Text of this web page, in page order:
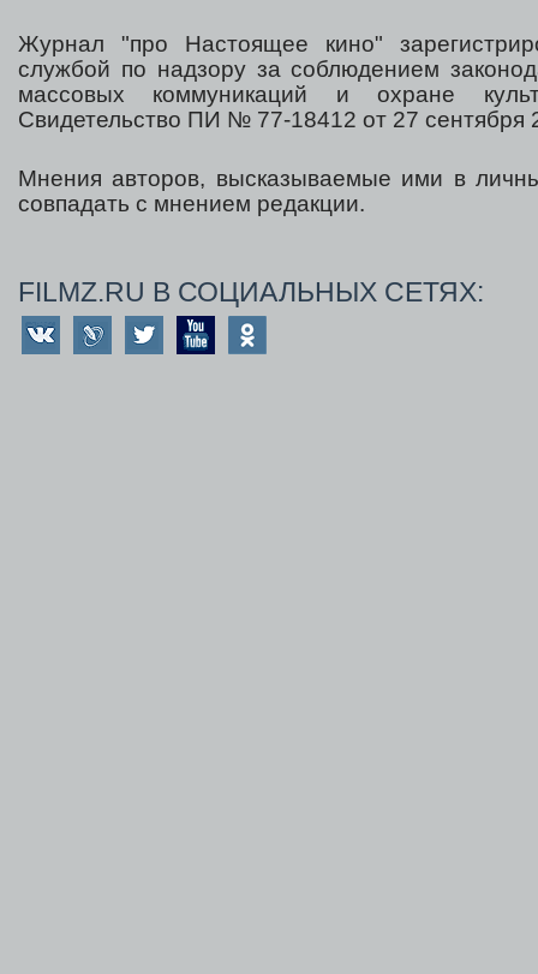
Журнал "про Настоящее кино"
службой по надзору за соблюдением
массовых коммуникаций и охране
Свидетельство ПИ № 77-18412 от 27 сентября
Мнения авторов, высказываемые ими в
совпадать с мнением редакции.
FILMZ.RU В СОЦИАЛЬНЫХ СЕТЯХ: